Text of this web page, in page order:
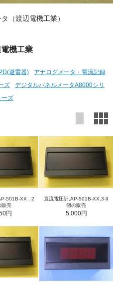
（渡辺電機工業）
機工業
避雷器)
アナログメータ・電流記録
ズ
デジタルパネルメータA8000シリ
ーズ
501B-XX , 2
販売
円
直流電圧計,AP-501B-XX,3-9
個の販売
5,000円